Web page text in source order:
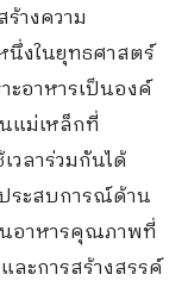
างความ
นึ่งในยุทธศาสตร์
ะอาหารเป็นองค์
แม่เหล็กที่
วลาร่วมกันได้
ระสบการณ์ด้าน
นอาหารคุณภาพที่
ะการสร้างสรรค์